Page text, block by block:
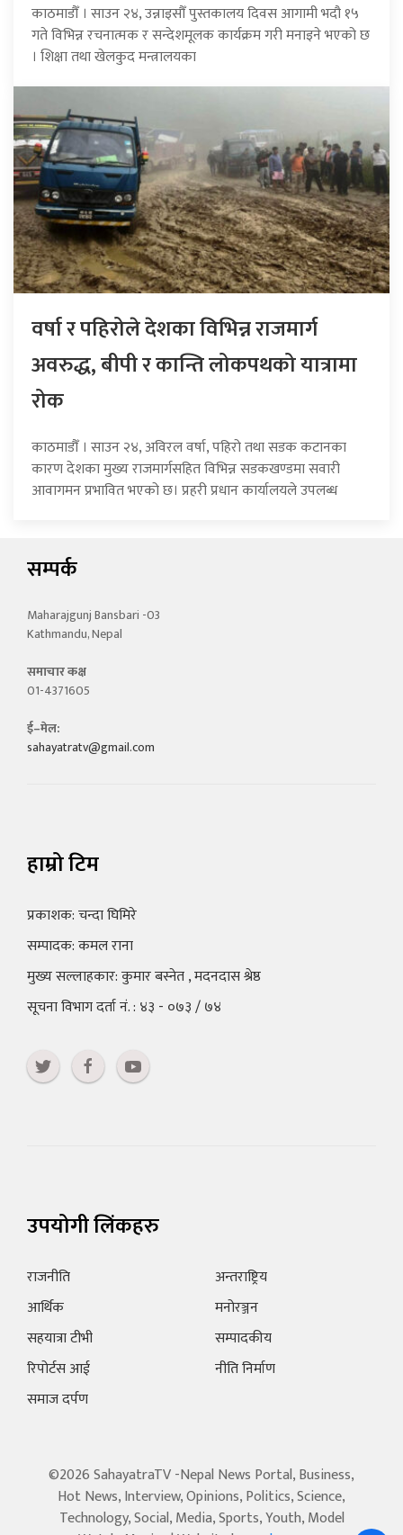
काठमाडौँ । साउन २४, उन्नाइसौँ पुस्तकालय दिवस आगामी भदौ १५
गते विभिन्न रचनात्मक र सन्देशमूलक कार्यक्रम गरी मनाइने भएको छ
। शिक्षा तथा खेलकुद मन्त्रालयका
वर्षा र पहिरोले देशका विभिन्न राजमार्ग
अवरुद्ध, बीपी र कान्ति लोकपथको यात्रामा
रोक
काठमाडौँ । साउन २४, अविरल वर्षा, पहिरो तथा सडक कटानका
कारण देशका मुख्य राजमार्गसहित विभिन्न सडकखण्डमा सवारी
आवागमन प्रभावित भएको छ। प्रहरी प्रधान कार्यालयले उपलब्ध
सम्पर्क
Maharajgunj Bansbari -03
Kathmandu, Nepal
समाचार कक्ष
01-4371605
ई–मेल:
sahayatratv@gmail.com
हाम्रो टिम
प्रकाशक: चन्दा घिमिरे
सम्पादक: कमल राना
मुख्य सल्लाहकार: कुमार बस्नेत , मदनदास श्रेष्ठ
सूचना विभाग दर्ता नं. : ४३ - ०७३ / ७४
उपयोगी लिंकहरु
राजनीति
आर्थिक
सहयात्रा टीभी
रिपोर्टस आई
समाज दर्पण
अन्तराष्ट्रिय
मनोरञ्जन
सम्पादकीय
नीति निर्माण
©2026 SahayatraTV -Nepal News Portal, Business,
Hot News, Interview, Opinions, Politics, Science,
Technology, Social, Media, Sports, Youth, Model